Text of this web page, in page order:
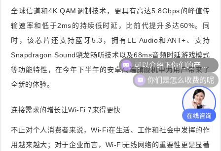
全球信道和4K QAM调制技术，更具有高达5.8Gbps的峰值传
输速率和低于2ms的持续低时延，比前代提升多达60%。同
时，该芯片还支持蓝牙5.3，拥有LE Audio和ANT+、支持
Snapdragon Sound骁龙畅听技术以及68ms音频时延游戏模式
等功能特性，在今年下半年的安卓高端旗舰机中为用户带来了
全新的体验。
连接需求的增长让Wi-Fi 7来得更快
不止对个人消费者来说，Wi-Fi在生活、工作和社会中发挥的作
用越来越大；对于企业而言，Wi-Fi无线网络的重要性更是显著
可以介绍下你们的产品么
你们是怎么收费的呢